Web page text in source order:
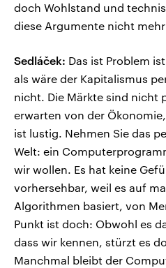
doch Wohlstand und
diese Argumente nicht
Sedláček: Das ist Problem
als wäre der Kapitalismus
nicht. Die Märkte sind nicht
erwarten von der
ist lustig. Nehmen Sie das
Welt: ein
wir wollen. Es hat keine
vorhersehbar, weil es auf
Algorithmen basiert, von
Punkt ist doch: Obwohl es
dass wir kennen, stürzt es
Manchmal bleibt der